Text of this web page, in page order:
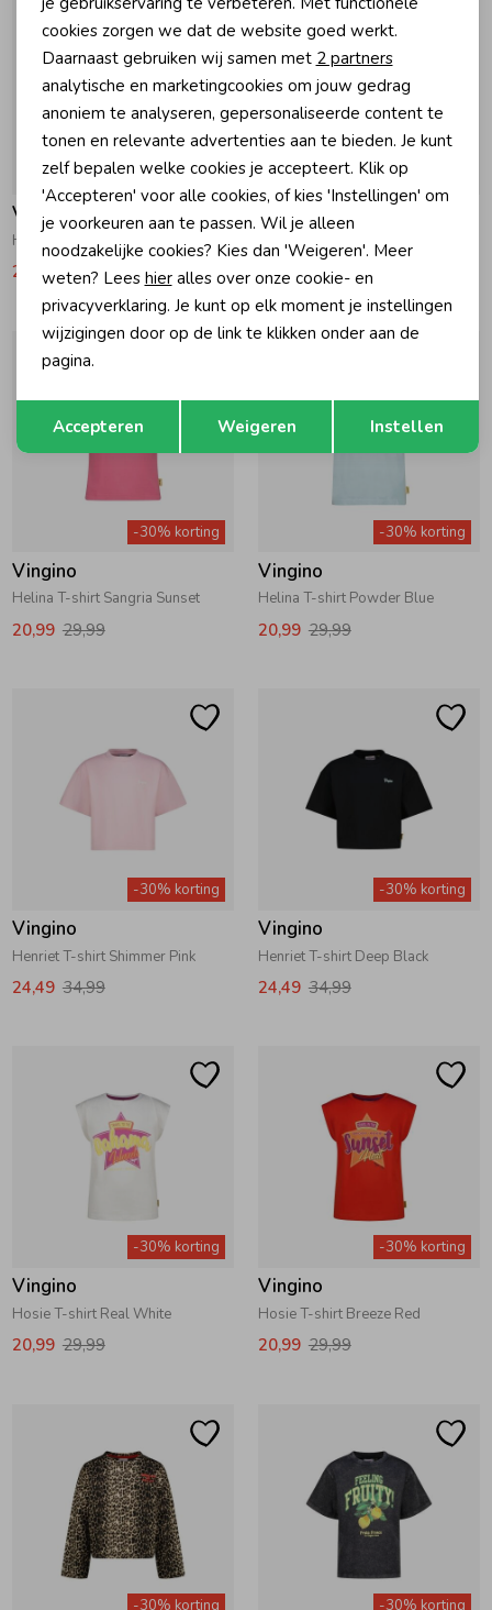
-30% korting
Vingino
Heike T-shirt Real White
24,49 34,99
-30% korting
Vingino
Heike T-shirt Sangria Sunset
24,49 34,99
-30% korting
Vingino
Helina T-shirt Sangria Sunset
20,99 29,99
-30% korting
Vingino
Helina T-shirt Powder Blue
20,99 29,99
-30% korting
Vingino
Henriet T-shirt Shimmer Pink
24,49 34,99
-30% korting
Vingino
Henriet T-shirt Deep Black
24,49 34,99
-30% korting
Vingino
Hosie T-shirt Real White
20,99 29,99
-30% korting
Vingino
Hosie T-shirt Breeze Red
20,99 29,99
-30% korting -30% korting
Analytische cookies
Marketing cookies
Terug Opslaan
cookies zorgen we dat de website goed werkt.
Daarnaast gebruiken wij samen met 2 partners
analytische en marketingcookies om jouw gedrag
anoniem te analyseren, gepersonaliseerde content te
tonen en relevante advertenties aan te bieden. Je kunt
zelf bepalen welke cookies je accepteert. Klik op
'Accepteren' voor alle cookies, of kies 'Instellingen' om
je voorkeuren aan te passen. Wil je alleen
noodzakelijke cookies? Kies dan 'Weigeren'. Meer
weten? Lees hieralles over onze cookie- en
privacyverklaring. Je kunt op elk moment je instellingen
wijzigingen door op de link te klikken onder aan de
pagina.
Accepteren Weigeren Instellen